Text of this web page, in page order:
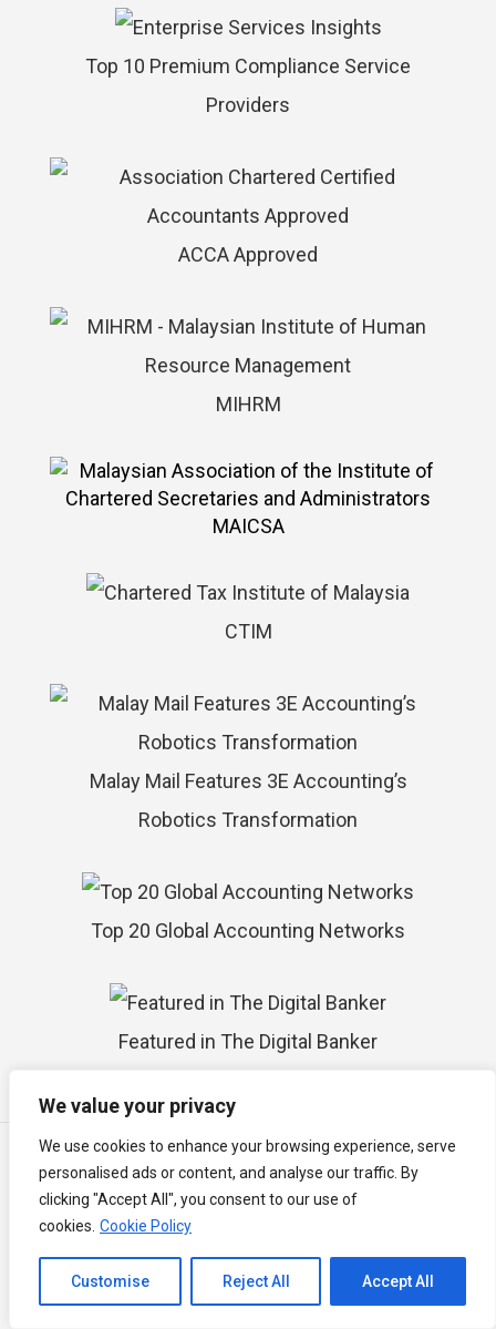
We value your privacy
We use cookies to enhance your browsing experience, serve
personalised ads or content, and analyse our traffic. By
clicking "Accept All", you consent to our use of
cookies. Cookie Policy
Customise Reject All Accept All
Top 10 Premium Compliance Service
Providers
ACCA Approved
MIHRM
MAICSA
CTIM
Malay Mail Features 3E Accounting’s
Robotics Transformation
Top 20 Global Accounting Networks
Featured in The Digital Banker
All prices in Malaysian Ringgit (RM / MYR)
All price above will subject to Malaysia Service Tax at 8% commencing
1 March 2024.
Semua harga di atas akan dikenakan Cukai Perkhidmatan Malaysia
以上所有价格均以2024年3月1日起8％的马来西亚服务税为准。
Channel to Contact
Open chaty